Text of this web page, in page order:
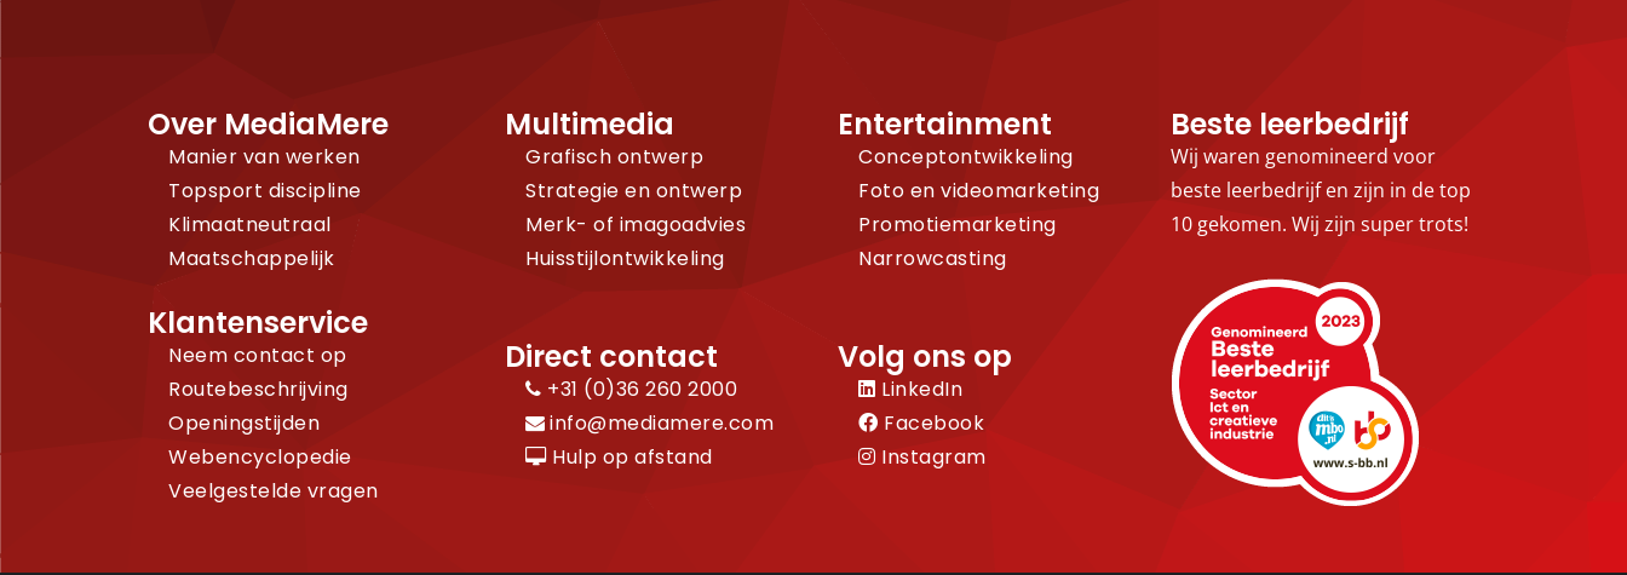
Over MediaMere
Manier van werken
Topsport discipline
Klimaatneutraal
Maatschappelijk
Klantenservice
Neem contact op
Routebeschrijving
Openingstijden
Webencyclopedie
Veelgestelde vragen
Multimedia
Grafisch ontwerp
Strategie en ontwerp
Merk- of imagoadvies
Huisstijlontwikkeling
Direct contact
+31 (0)36 260 2000
info@mediamere.com
Hulp op afstand
Entertainment
Conceptontwikkeling
Foto en videomarketing
Promotiemarketing
Narrowcasting
Volg ons op
LinkedIn
Facebook
Instagram
Beste leerbedrijf
Wij waren genomineerd voor
beste leerbedrijf en zijn in de top
10 gekomen. Wij zijn super trots!